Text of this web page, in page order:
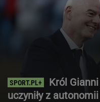
Król
uczyniły z